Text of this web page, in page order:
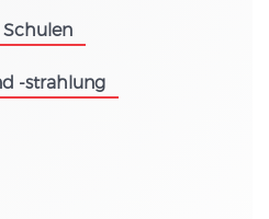
Schulen
-strahlung